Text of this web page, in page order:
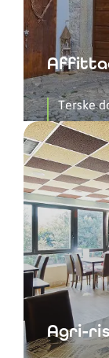
Terske
Agri-